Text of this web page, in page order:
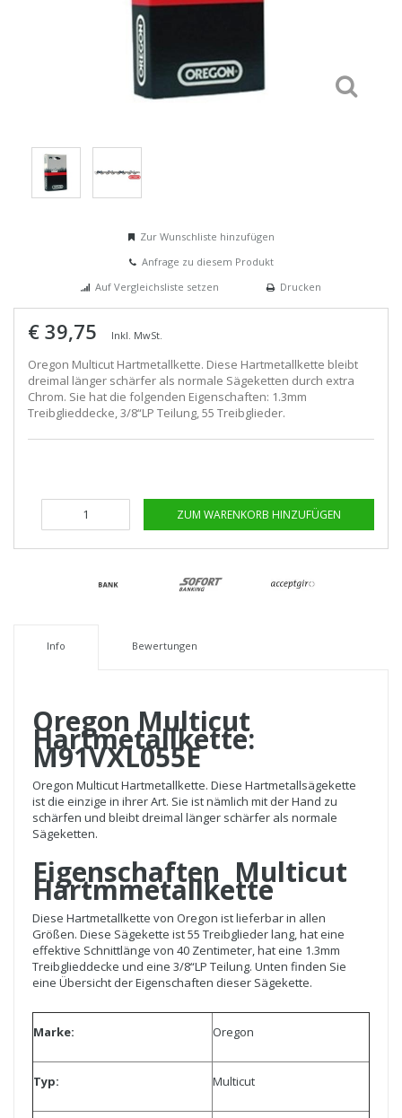
Zur Wunschliste hinzufügen
Anfrage zu diesem Produkt
Auf Vergleichsliste setzen
Drucken
€ 39,75 Inkl. MwSt.
Oregon Multicut Hartmetallkette. Diese Hartmetallkette bleibt
dreimal länger schärfer als normale Sägeketten durch extra
Chrom. Sie hat die folgenden Eigenschaften: 1.3mm
Treibglieddecke, 3/8“LP Teilung, 55 Treibglieder.
ZUM WARENKORB HINZUFÜGEN
Info Bewertungen
Oregon Multicut
Hartmetallkette:
M91VXL055E
Oregon Multicut Hartmetallkette. Diese Hartmetallsägekette
ist die einzige in ihrer Art. Sie ist nämlich mit der Hand zu
schärfen und bleibt dreimal länger schärfer als normale
Sägeketten.
Eigenschaften Multicut
Hartmmetallkette
Diese Hartmetallkette von Oregon ist lieferbar in allen
Größen. Diese Sägekette ist 55 Treibglieder lang, hat eine
effektive Schnittlänge von 40 Zentimeter, hat eine 1.3mm
Treibglieddecke und eine 3/8“LP Teilung. Unten finden Sie
eine Übersicht der Eigenschaften dieser Sägekette.
Marke: Oregon
Typ: Multicut